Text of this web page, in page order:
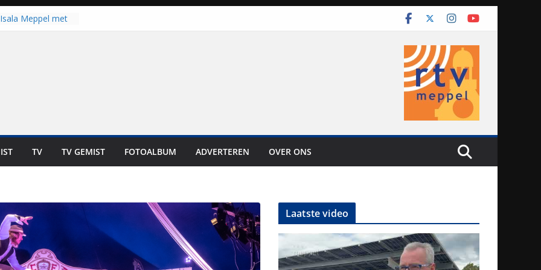
Meppel met
niet in geld uit te
TV TV GEMIST FOTOALBUM ADVERTEREN OVER ONS
Laatste video